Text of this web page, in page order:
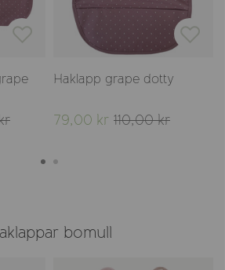
Haklapp grape dotty
79,00 kr 110,00 kr
bomull